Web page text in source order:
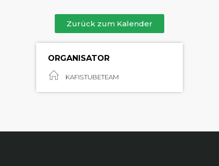
Zurück zum Kalender
ORGANISATOR
KAFISTUBETEAM